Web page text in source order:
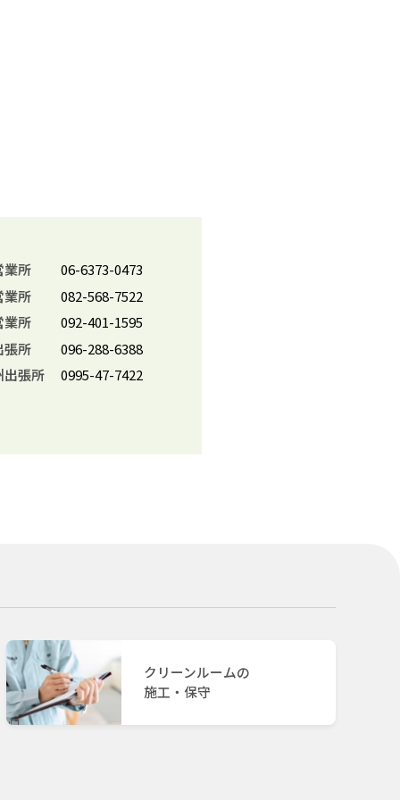
業所
06-6373-0473
業所
082-568-7522
業所
092-401-1595
張所
096-288-6388
出張所
0995-47-7422
クリーンルームの
施工・保守